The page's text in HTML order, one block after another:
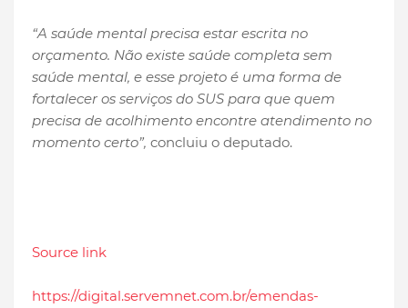
“A saúde mental precisa estar escrita no
orçamento. Não existe saúde completa sem
saúde mental, e esse projeto é uma forma de
fortalecer os serviços do SUS para que quem
precisa de acolhimento encontre atendimento no
momento certo”, concluiu o deputado.
Source link
https://digital.servemnet.com.br/emendas-